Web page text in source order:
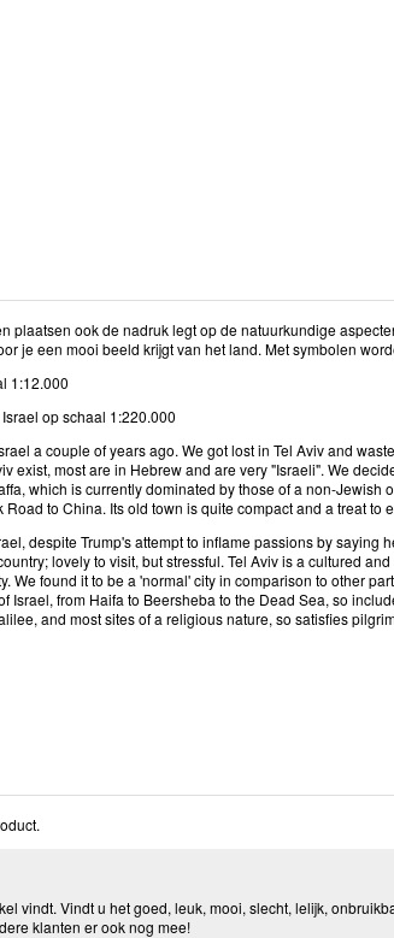
plaatsen ook de nadruk legt op de natuurkundige
je een mooi beeld krijgt van het land. Met symbolen
1:12.000
op schaal 1:220.000
a couple of years ago. We got lost in Tel Aviv and
exist, most are in Hebrew and are very "Israeli". We
which is currently dominated by those of a non-Jewish
to China. Its old town is quite compact and a treat to
despite Trump's attempt to inflame passions by
lovely to visit, but stressful. Tel Aviv is a cultured
We found it to be a 'normal' city in comparison to other
Israel, from Haifa to Beersheba to the Dead Sea, so
and most sites of a religious nature, so satisfies
vindt. Vindt u het goed, leuk, mooi, slecht, lelijk,
klanten er ook nog mee!